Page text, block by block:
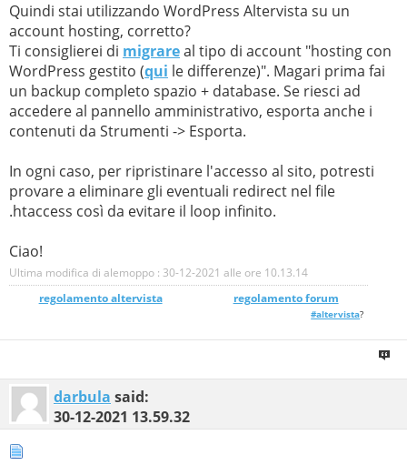
Quindi stai utilizzando WordPress Altervista su un
account hosting, corretto?
Ti consiglierei di migrareal tipo di account "hosting con
WordPress gestito (qui le differenze)". Magari prima fai
un backup completo spazio + database. Se riesci ad
accedere al pannello amministrativo, esporta anche i
contenuti da Strumenti -> Esporta.
In ogni caso, per ripristinare l'accesso al sito, potresti
provare a eliminare gli eventuali redirect nel file
.htaccess così da evitare il loop infinito.
Ciao!
Ultima modifica di alemoppo : 30-12-2021 alle ore 10.13.14
regolamento altervista_______________ regolamento forum
#altervista?
darbula said:
30-12-2021 13.59.32